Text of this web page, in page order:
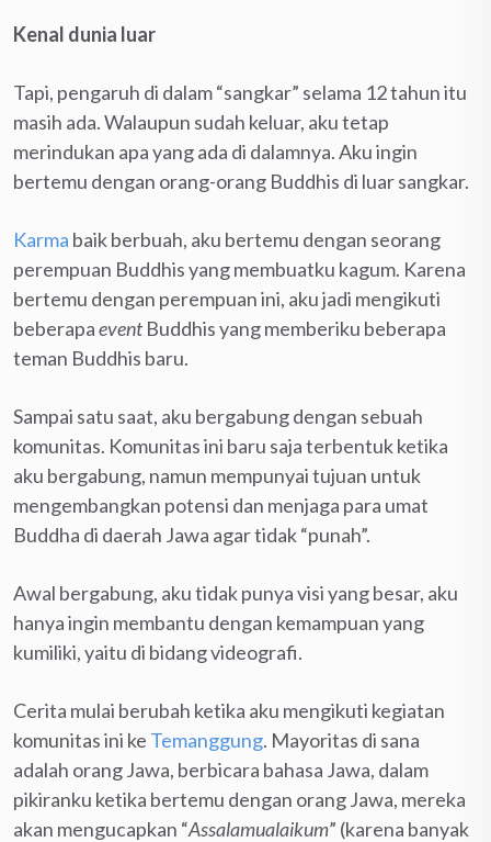
Kenal dunia luar
Tapi, pengaruh di dalam “sangkar” selama 12 tahun itu
masih ada. Walaupun sudah keluar, aku tetap
merindukan apa yang ada di dalamnya. Aku ingin
bertemu dengan orang-orang Buddhis di luar sangkar.
Karma baik berbuah, aku bertemu dengan seorang
perempuan Buddhis yang membuatku kagum. Karena
bertemu dengan perempuan ini, aku jadi mengikuti
beberapaeventBuddhis yang memberiku beberapa
teman Buddhis baru.
Sampai satu saat, aku bergabung dengan sebuah
komunitas. Komunitas ini baru saja terbentuk ketika
aku bergabung, namun mempunyai tujuan untuk
mengembangkan potensi dan menjaga para umat
Buddha di daerah Jawa agar tidak “punah”.
Awal bergabung, aku tidak punya visi yang besar, aku
hanya ingin membantu dengan kemampuan yang
kumiliki, yaitu di bidang videografi.
Cerita mulai berubah ketika aku mengikuti kegiatan
komunitas ini ke Temanggung. Mayoritas di sana
adalah orang Jawa, berbicara bahasa Jawa, dalam
pikiranku ketika bertemu dengan orang Jawa, mereka
akan mengucapkan “Assalamualaikum” (karena banyak